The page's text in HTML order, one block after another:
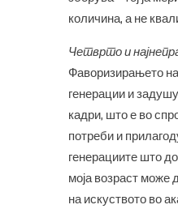
количина, а не
Четврто и
Фаворизирањето
генерации и
кадри, што е во
потреби и
генерациите што
моја возраст може
на искуството во